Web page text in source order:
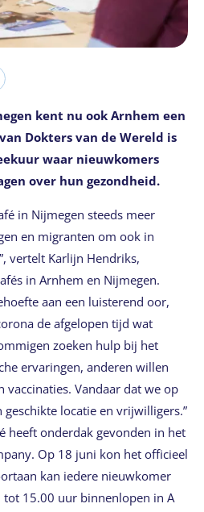
kent nu ook Arnhem een
Dokters van de Wereld is
waar nieuwkomers
over hun gezondheid.
in Nijmegen steeds meer
en migranten om ook in
vertelt Karlijn Hendriks,
in Arnhem en Nijmegen.
aan een luisterend oor,
de afgelopen tijd wat
zoeken hulp bij het
ervaringen, anderen willen
Vandaar dat we op
geschikte locatie en vrijwilligers.”
heeft onderdak gevonden in het
Op 18 juni kon het officieel
kan iedere nieuwkomer
tot 15.00 uur binnenlopen in A